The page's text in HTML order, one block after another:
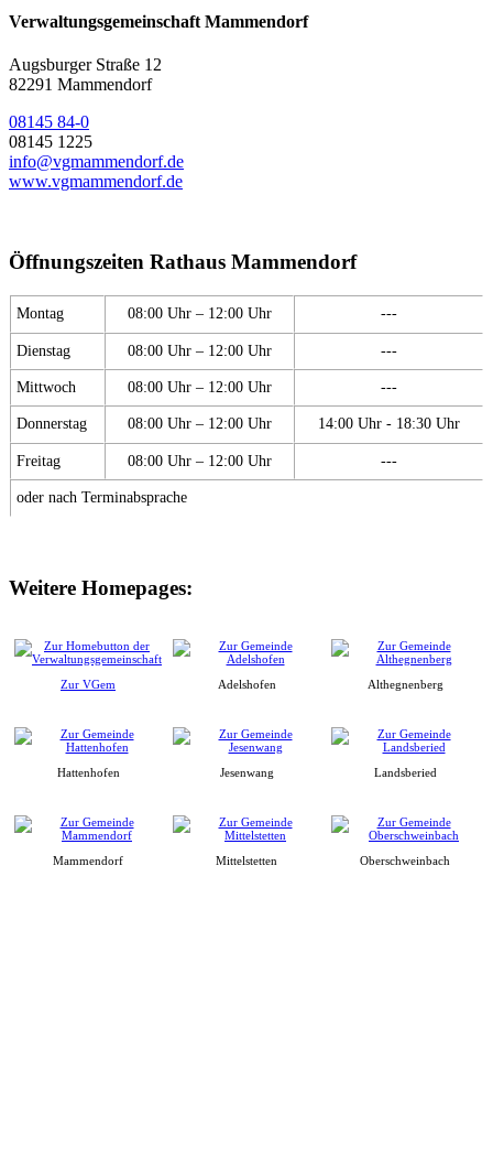
Verwaltungsgemeinschaft Mammendorf
Augsburger Straße 12
82291 Mammendorf
08145 84-0
08145 1225
info@vgmammendorf.de
www.vgmammendorf.de
Öffnungszeiten Rathaus Mammendorf
Montag 08:00 Uhr – 12:00 Uhr ---
Dienstag 08:00 Uhr – 12:00 Uhr ---
Mittwoch 08:00 Uhr – 12:00 Uhr ---
Donnerstag 08:00 Uhr – 12:00 Uhr 14:00 Uhr - 18:30 Uhr
Freitag 08:00 Uhr – 12:00 Uhr ---
oder nach Terminabsprache
Weitere Homepages:
Zur VGem Adelshofen Althegnenberg
Hattenhofen Jesenwang Landsberied
Mammendorf Mittelstetten Oberschweinbach